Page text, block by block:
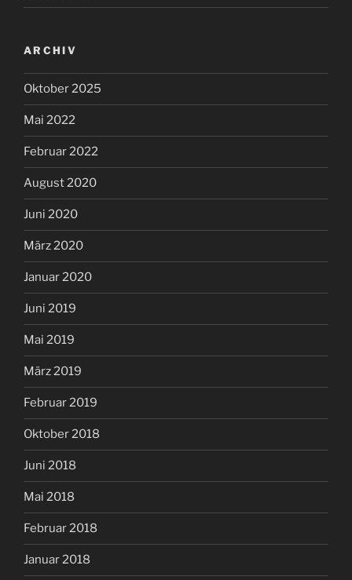
ARCHIV
Oktober 2025
Mai 2022
Februar 2022
August 2020
Juni 2020
März 2020
Januar 2020
Juni 2019
Mai 2019
März 2019
Februar 2019
Oktober 2018
Juni 2018
Mai 2018
Februar 2018
Januar 2018